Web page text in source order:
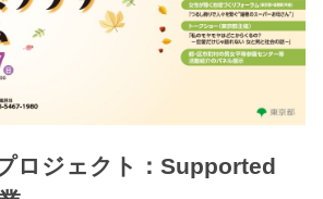
ロジェクト：Supported